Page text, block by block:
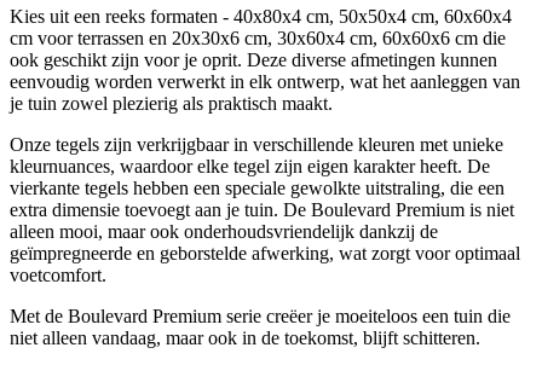
Kies uit een reeks formaten - 40x80x4 cm, 50x50x4 cm, 60x60x4
cm voor terrassen en 20x30x6 cm, 30x60x4 cm, 60x60x6 cm die
ook geschikt zijn voor je oprit. Deze diverse afmetingen kunnen
eenvoudig worden verwerkt in elk ontwerp, wat het aanleggen van
je tuin zowel plezierig als praktisch maakt.
Onze tegels zijn verkrijgbaar in verschillende kleuren met unieke
kleurnuances, waardoor elke tegel zijn eigen karakter heeft. De
vierkante tegels hebben een speciale gewolkte uitstraling, die een
extra dimensie toevoegt aan je tuin. De Boulevard Premium is niet
alleen mooi, maar ook onderhoudsvriendelijk dankzij de
geïmpregneerde en geborstelde afwerking, wat zorgt voor optimaal
voetcomfort.
Met de Boulevard Premium serie creëer je moeiteloos een tuin die
niet alleen vandaag, maar ook in de toekomst, blijft schitteren.